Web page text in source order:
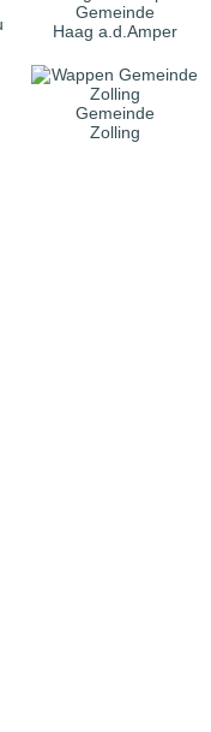
Gemeinde
Haag a.d.Amper
Gemeinde
Zolling